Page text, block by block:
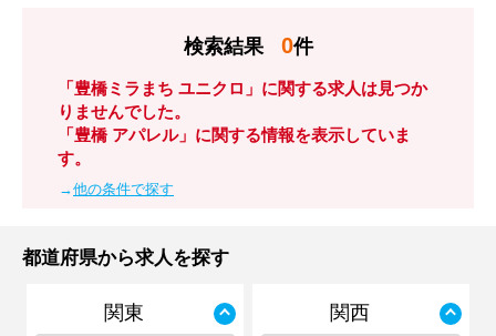
検索結果 0件
「豊橋ミラまち ユニクロ」に関する求人は見つか
りませんでした。
「豊橋 アパレル」に関する情報を表示していま
す。
→他の条件で探す
都道府県から求人を探す
関東 関西